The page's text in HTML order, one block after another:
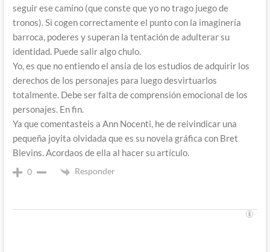
seguir ese camino (que conste que yo no trago juego de
tronos). Si cogen correctamente el punto con la imaginería
barroca, poderes y superan la tentación de adulterar su
identidad. Puede salir algo chulo.
Yo, es que no entiendo el ansia de los estudios de adquirir los
derechos de los personajes para luego desvirtuarlos
totalmente. Debe ser falta de comprensión emocional de los
personajes. En fin.
Ya que comentasteis a Ann Nocenti, he de reivindicar una
pequeña joyita olvidada que es su novela gráfica con Bret
Blevins. Acordaos de ella al hacer su artículo.
0 Responder